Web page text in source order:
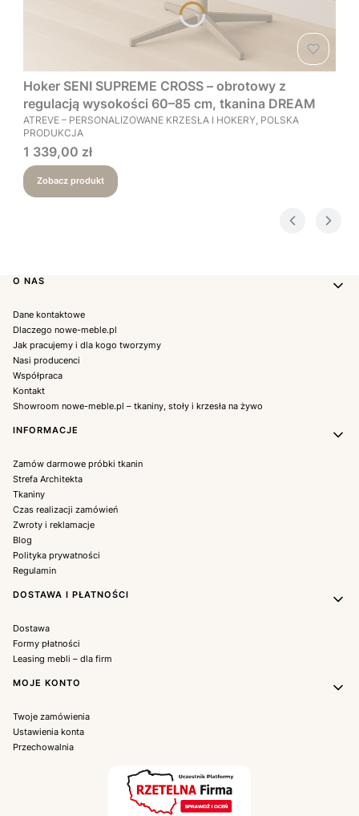
Hoker SENI SUPREME CROSS – obrotowy z
regulacją wysokości 60–85 cm, tkanina DREAM
PRODUCENT
ATREVE – PERSONALIZOWANE KRZESŁA I HOKERY, POLSKA
PRODUKCJA
Cena
1 339,00 zł
Zobacz produkt
Linki w stopce
O NAS
Dane kontaktowe
Dlaczego nowe-meble.pl
Jak pracujemy i dla kogo tworzymy
Nasi producenci
Współpraca
Kontakt
Showroom nowe-meble.pl – tkaniny, stoły i krzesła na żywo
INFORMACJE
Zamów darmowe próbki tkanin
Strefa Architekta
Tkaniny
Czas realizacji zamówień
Zwroty i reklamacje
Blog
Polityka prywatności
Regulamin
DOSTAWA I PŁATNOŚCI
Dostawa
Formy płatności
Leasing mebli – dla firm
MOJE KONTO
Twoje zamówienia
Ustawienia konta
Przechowalnia